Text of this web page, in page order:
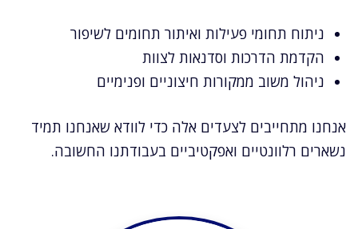
ניתוח תחומי פעילות ואיתור תחומים לשיפור
הקדמת הדרכות וסדנאות לצוות
ניהול משוב ממקורות חיצוניים ופנימיים
אנחנו מתחייבים לצעדים אלה כדי לוודא שאנחנו תמיד
נשארים רלוונטיים ואפקטיביים בעבודתנו החשובה.